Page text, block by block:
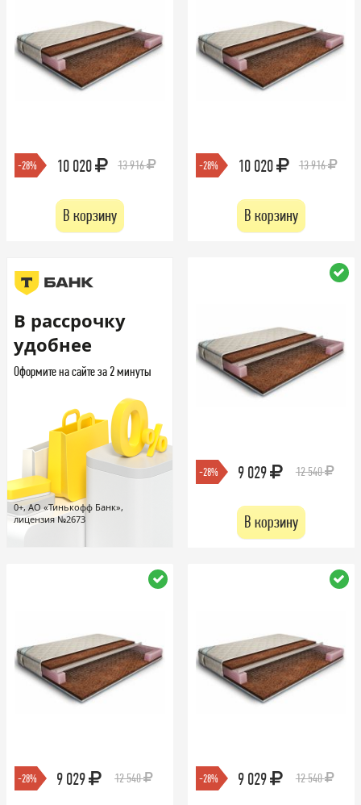
-28% 10 020 13 916
В корзину
-28% 10 020 13 916
В корзину
В рассрочку
удобнее
Оформите на сайте за 2 минуты
0+, АО «Тинькофф Банк»,
лицензия №2673
-28% 9 029 12 540
В корзину
-28% 9 029 12 540 -28% 9 029 12 540